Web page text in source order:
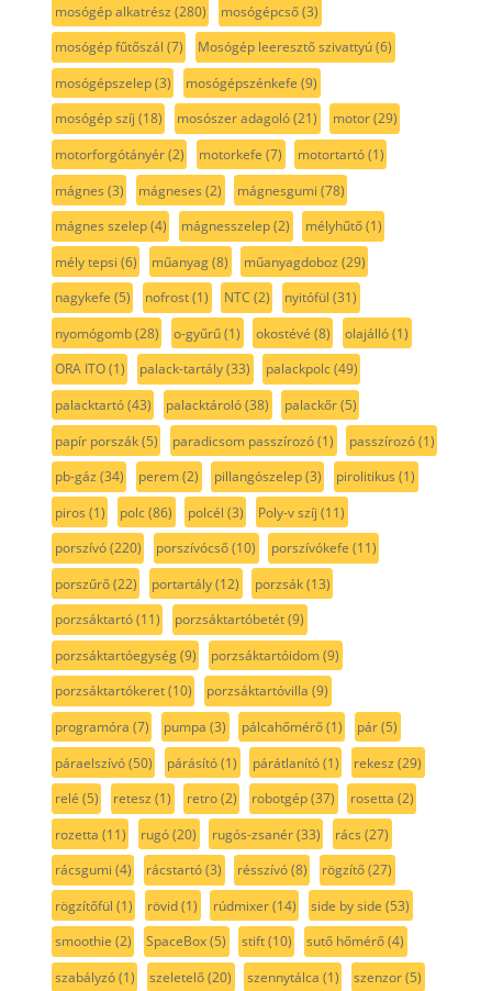
mosógép alkatrész (280) mosógépcső(3)
mosógép fűtőszál (7) Mosógép leeresztő szivattyú(6)
mosógépszelep(3) mosógépszénkefe (9)
mosógép szíj (18) mosószer adagoló(21) motor(29)
motorforgótányér(2) motorkefe (7) motortartó(1)
mágnes (3) mágneses (2) mágnesgumi (78)
mágnes szelep(4) mágnesszelep(2) mélyhűtő(1)
mély tepsi (6) műanyag(8) műanyagdoboz (29)
nagykefe (5) nofrost(1) NTC (2) nyitófül (31)
nyomógomb(28) o-gyűrű(1) okostévé (8) olajálló(1)
ORA ITO(1) palack-tartály(33) palackpolc(49)
palacktartó(43) palacktároló(38) palackőr(5)
papír porszák(5) paradicsom passzírozó(1) passzírozó(1)
pb-gáz (34) perem(2) pillangószelep(3) pirolitikus (1)
piros (1) polc(86) polcél (3) Poly-v szíj (11)
porszívó(220) porszívócső(10) porszívókefe (11)
porszűrő(22) portartály(12) porzsák(13)
porzsáktartó(11) porzsáktartóbetét(9)
porzsáktartóegység(9) porzsáktartóidom(9)
porzsáktartókeret(10) porzsáktartóvilla (9)
programóra (7) pumpa (3) pálcahőmérő(1) pár(5)
páraelszívó(50) párásító(1) párátlanító(1) rekesz (29)
relé (5) retesz (1) retro(2) robotgép(37) rosetta (2)
rozetta (11) rugó(20) rugós-zsanér(33) rács (27)
rácsgumi (4) rácstartó(3) résszívó(8) rögzítő(27)
rögzítőfül (1) rövid(1) rúdmixer(14) side by side (53)
smoothie (2) SpaceBox(5) stift(10) sutő hőmérő(4)
szabályzó(1) szeletelő(20) szennytálca (1) szenzor(5)